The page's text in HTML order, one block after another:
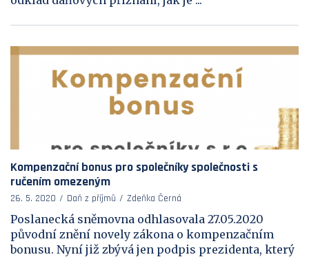
Kompenzační bonus pro společníky společnosti s
ručením omezeným
26. 5. 2020 Daň z příjmů Zdeňka Černá
Poslanecká sněmovna odhlasovala 27.05.2020
původní znění novely zákona o kompenzačním
bonusu. Nyní již zbývá jen podpis prezidenta, který